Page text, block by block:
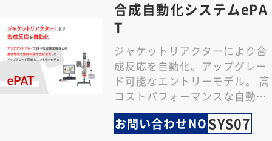
合成自動化システムePA
T
ジャケットリアクターにより合
成反応を自動化。アップグレー
ド可能なエントリーモデル。 高
コストパフォーマンスな自動化
システム プラグアンドプレイ方
式により、様々な…
お問い合わせNOSYS07